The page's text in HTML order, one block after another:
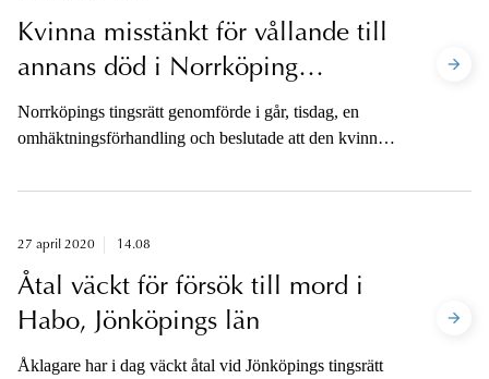
Kvinna misstänkt för vållande till
annans död i Norrköping
omhäktad
Norrköpings tingsrätt genomförde i går, tisdag, en
omhäktningsförhandling och beslutade att den kvinna
barn ska vara fortsatt häktad. Kvinnan är sedan den 1
27 april 2020 14.08
Åtal väckt för försök till mord i
Habo, Jönköpings län
Åklagare har i dag väckt åtal vid Jönköpings tingsrätt